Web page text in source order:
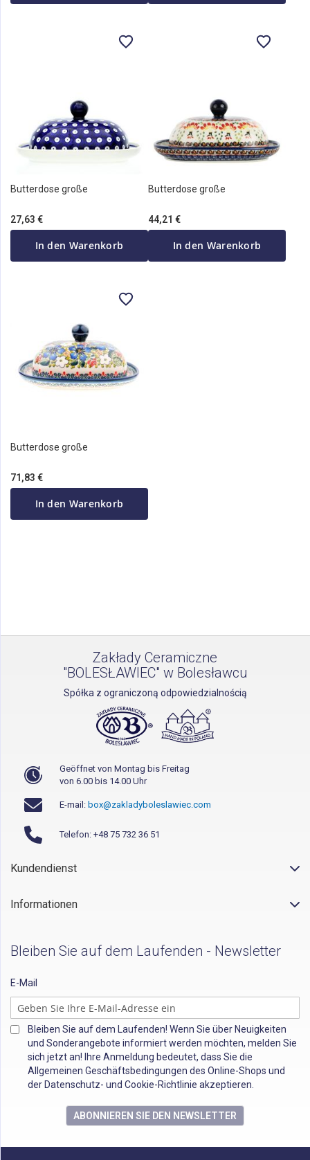
Butterdose große
27,63 €
In den Warenkorb
Butterdose große
44,21 €
In den Warenkorb
Butterdose große
71,83 €
In den Warenkorb
Zakłady Ceramiczne
"BOLESŁAWIEC" w Bolesławcu
Spółka z ograniczoną odpowiedzialnością
Geöffnet von Montag bis Freitag
von 6.00 bis 14.00 Uhr
E-mail: box@zakladyboleslawiec.com
Telefon: +48 75 732 36 51
Kundendienst
Informationen
Bleiben Sie auf dem Laufenden - Newsletter
E-Mail
Bleiben Sie auf dem Laufenden! Wenn Sie über Neuigkeiten
und Sonderangebote informiert werden möchten, melden Sie
sich jetzt an! Ihre Anmeldung bedeutet, dass Sie die
Allgemeinen Geschäftsbedingungen des Online-Shops und
der Datenschutz- und Cookie-Richtlinie akzeptieren.
ABONNIEREN SIE DEN NEWSLETTER